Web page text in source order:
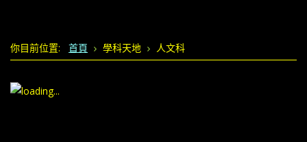
你目前位置: 首頁 學科天地 人文科